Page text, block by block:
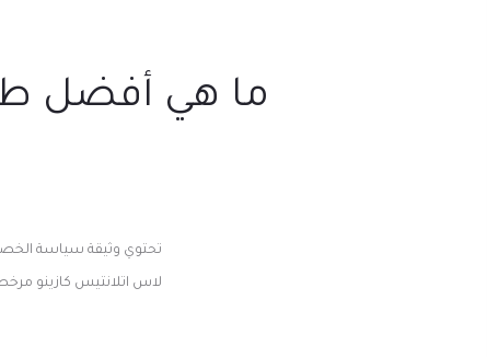
ما هي أفضل
تحتوي وثيقة سياسة
لاس اتلانتيس كازينو